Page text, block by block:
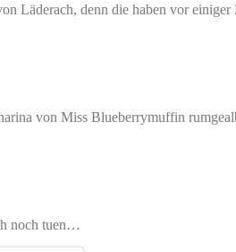
Läderach, denn die haben vor
von Miss Blueberrymuffin
noch tuen…